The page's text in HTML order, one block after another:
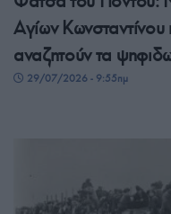
Αγίων
αναζητούν τα
29/07/2026 - 9:55πμ